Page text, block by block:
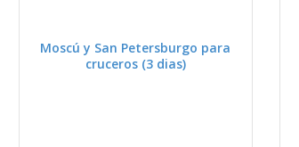
VER
Moscú y San Petersburgo para
cruceros (3 dias)